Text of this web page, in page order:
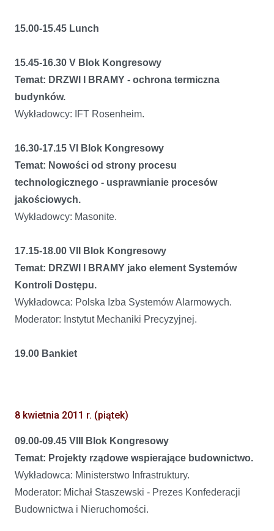
15.00-15.45 Lunch
15.45-16.30 V Blok Kongresowy
Temat: DRZWI I BRAMY - ochrona termiczna
budynków.
Wykładowcy: IFT Rosenheim.
16.30-17.15 VI Blok Kongresowy
Temat: Nowości od strony procesu
technologicznego - usprawnianie procesów
jakościowych.
Wykładowcy: Masonite.
17.15-18.00 VII Blok Kongresowy
Temat: DRZWI I BRAMY jako element Systemów
Kontroli Dostępu.
Wykładowca: Polska Izba Systemów Alarmowych.
Moderator: Instytut Mechaniki Precyzyjnej.
19.00 Bankiet
8 kwietnia 2011 r. (piątek)
09.00-09.45 VIII Blok Kongresowy
Temat: Projekty rządowe wspierające budownictwo.
Wykładowca: Ministerstwo Infrastruktury.
Moderator: Michał Staszewski - Prezes Konfederacji
Budownictwa i Nieruchomości.